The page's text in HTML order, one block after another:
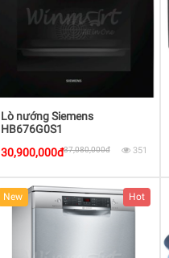
Lò nướng Siemens
HB676G0S1
30,900,000đ37,080,000đ 351
New Hot